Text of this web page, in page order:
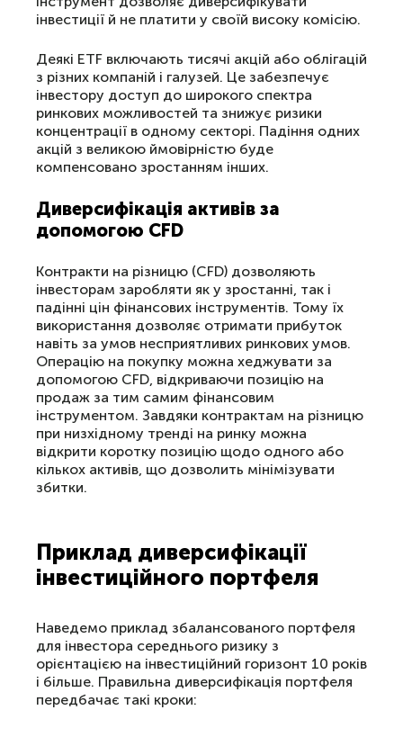
інвестиції й не платити у своїй високу комісію.
Деякі ETF включають тисячі акцій або облігацій
з різних компаній і галузей. Це забезпечує
інвестору доступ до широкого спектра
ринкових можливостей та знижує ризики
концентрації в одному секторі. Падіння одних
акцій з великою ймовірністю буде
компенсовано зростанням інших.
Диверсифікація активів за
допомогою CFD
Контракти на різницю (CFD) дозволяють
інвесторам заробляти як у зростанні, так і
падінні цін фінансових інструментів. Тому їх
використання дозволяє отримати прибуток
навіть за умов несприятливих ринкових умов.
Операцію на покупку можна хеджувати за
допомогою CFD, відкриваючи позицію на
продаж за тим самим фінансовим
інструментом. Завдяки контрактам на різницю
при низхідному тренді на ринку можна
відкрити коротку позицію щодо одного або
кількох активів, що дозволить мінімізувати
збитки.
Приклад диверсифікації
інвестиційного портфеля
Наведемо приклад збалансованого портфеля
для інвестора середнього ризику з
орієнтацією на інвестиційний горизонт 10 років
і більше. Правильна диверсифікація портфеля
передбачає такі кроки: